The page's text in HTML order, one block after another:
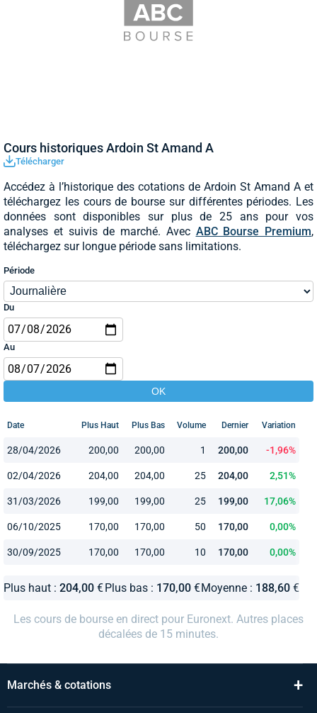
Cours historiques Ardoin St Amand A
Télécharger
Accédez à l’historique des cotations de Ardoin St Amand A et
téléchargez les cours de bourse sur différentes périodes. Les
données sont disponibles sur plus de 25 ans pour vos
analyses et suivis de marché. Avec ABC Bourse Premium,
téléchargez sur longue période sans limitations.
Période
Du
Au
Date Plus Haut Plus Bas Volume Dernier Variation
28/04/2026 200,00 200,00 1 200,00 -1,96%
02/04/2026 204,00 204,00 25 204,00 2,51%
31/03/2026 199,00 199,00 25 199,00 17,06%
06/10/2025 170,00 170,00 50 170,00 0,00%
30/09/2025 170,00 170,00 10 170,00 0,00%
Plus haut : 204,00 €Plus bas : 170,00€Moyenne : 188,60 €
Les cours de bourse en direct pour Euronext. Autres places
décalées de 15 minutes.
Marchés & cotations +